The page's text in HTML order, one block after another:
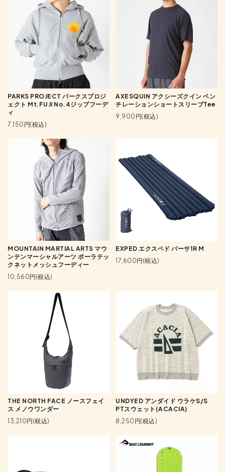
PARKS PROJECT パークスプロジ
ェクト Mt.FUJI No.4ジップフーデ
ィ
7,150円(税込)
AXESQUIN アクシーズクイン ベン
チレーションショートスリーブTee
9,900円(税込)
MOUNTAIN MARTIAL ARTS マウ
ンテンマーシャルアーツ ポーラテッ
クネットメッシュフーディー
10,560円(税込)
EXPED エクスペド バーサ1R M
17,600円(税込)
THE NORTH FACE ノースフェイ
ス メノウワンダー
13,210円(税込)
UNDYED アンダイド ウラケS/S
PTスウェット(ACACIA)
8,250円(税込)